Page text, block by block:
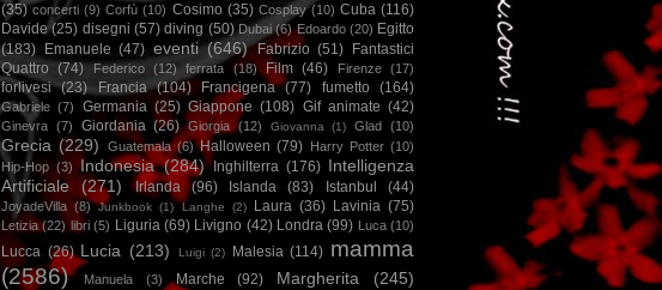
(35) concerti (9) Corfù (10) Cosimo (35) Cosplay (10) Cuba (116)
Davide (25) disegni (57) diving (50) Dubai (6) Edoardo (20) Egitto
(183)
Emanuele (47) eventi (646) Fabrizio (51)
Fantastici
Quattro (74) Federico (12) ferrata (18) Film (46) Firenze (17)
forlivesi (23) Francia (104) Francigena (77) fumetto (164)
Gabriele (7) Germania (25) Giappone (108) Gif animate (42)
Ginevra (7) Giordania (26) Giorgia (12) Giovanna (1) Glad (10)
Grecia (229) Guatemala (6) Halloween (79) Harry Potter (10)
Hip-Hop (3) Indonesia (284) Inghilterra (176) Intelligenza
Artificiale
(271) Irlanda (96) Islanda (83) Istanbul (44)
JoyadeVilla (8) Junkbook (1) Langhe (2) Laura (36) Lavinia (75)
Letizia (22) libri (5) Liguria (69) Livigno (42) Londra (99) Luca (10)
Lucca (26) Lucia (213) Luigi (2) Malesia (114) mamma
(2586)
Manuela (3) Marche (92) Margherita (245)